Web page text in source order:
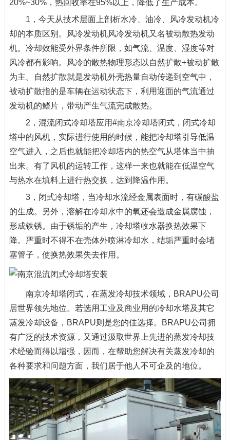
20%~30%，热回收率在95%以上，降低了生产成本。
1，今天从技术层面上剖析水冷、油冷、风冷发动机冷
却的本质区别。风冷发动机风冷发动机又名被动散热发动
机。冷却效能受外界条件所限，如气流、温度、湿度等对
风冷都有影响。风冷的散热物理形态以自然扩散+被动扩散
为主。自然扩散就是发动机外壳热量自动传递到空气中，
被动扩散指的是车辆在运动状态下，利用迎面的气流通过
发动机的鳍片，带动产生气流完成散热。
2，混流闭式冷却塔应用#南京冷却塔闭式，闭式冷却
塔中的风机，实际进行使用的时候，能把冷却塔引导低温
空气进入，之后也就能把冷却塔内的热空气从塔体当中抽
出来。有了风机的运转工作，这样一来也就能在低温空气
与热水在填料上进行热交换，达到降温作用。
3，闭式冷却塔，当冷却水流经金属表面时，有碳酸盐
的生成。另外，溶解在冷却水中的氧还会造成金属腐蚀，
形成铁锈。由于锈垢的产生，冷却塔收水器换热效果下
降。严重时不得不在壳体外喷淋冷却水，结垢严重时会堵
塞管子，使换热效果失去作用。
南京冷却塔闭式，在蒸发冷却技术领域，BRAPU公司
居世界领先地位。若选用工业及商业用的冷却水塔及其它
蒸发冷却设备，BRAPU则是您的佳选择。BRAPU公司拥
有广泛的技术资源，又通过汲取世界上先进的蒸发冷却技
术经验而得以增强，因而，在帮助您解决有关蒸发冷却的
各种要求和问题方面，我们居于他人不可企及的地位。